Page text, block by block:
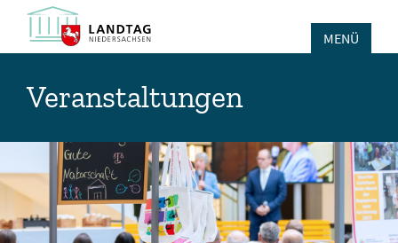
MENÜ
Veranstaltungen